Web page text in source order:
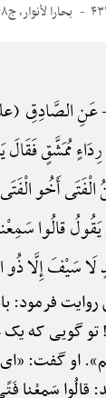
بحارا لأنوار، ج۴۸، ص۱۲۹/ الاحتجاج، ج۲، ص۳۹۱/ عیون أخبارالرضا (ج۱، ص۸۳/ نورالثقلین
عَنِ الصَّادِقِ
رِدَاءٍ مُمَشَّقٍ
الْفَتَی أَخُو
قالُوا
لَا سَیْفَ إِلَّا
روایت
گویی که
او گفت:
سَمِعْنا